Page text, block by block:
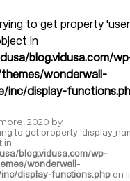
to get property
in
blog.vidusa.com/
wonderwall-
inc/display-
2020 by
to get property
in
blog.vidusa.com/wp-
wonderwall-
display-functions.php on